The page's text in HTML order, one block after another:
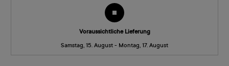
Voraussichtliche Lieferung
Samstag, 15. August - Montag, 17. August